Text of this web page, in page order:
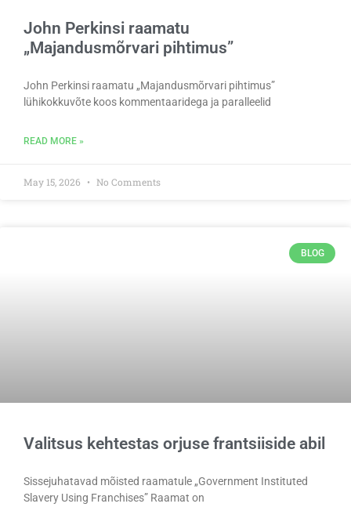
John Perkinsi raamatu
„Majandusmõrvari pihtimus”
John Perkinsi raamatu „Majandusmõrvari pihtimus”
lühikokkuvõte koos kommentaaridega ja paralleelid
READ MORE »
May 15, 2026 No Comments
BLOG
Valitsus kehtestas orjuse frantsiiside abil
Sissejuhatavad mõisted raamatule „Government Instituted
Slavery Using Franchises” Raamat on